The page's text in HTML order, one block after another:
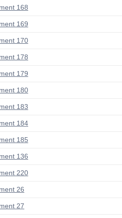
168
169
170
178
179
180
183
184
185
136
220
26
27